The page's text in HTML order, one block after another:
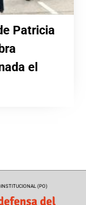
Patricia
el
INSTITUCIONAL (PO)